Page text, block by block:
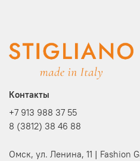
Контакты
+7 913 988 37 55
8 (3812) 38 46 88
Омск, ул. Ленина, 11 | Fashion